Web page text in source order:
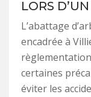
LORS
L’abattage
encadrée à
certaines
éviter les